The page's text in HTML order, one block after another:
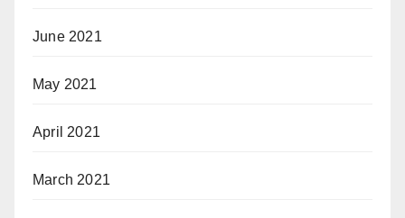
June 2021
May 2021
April 2021
March 2021